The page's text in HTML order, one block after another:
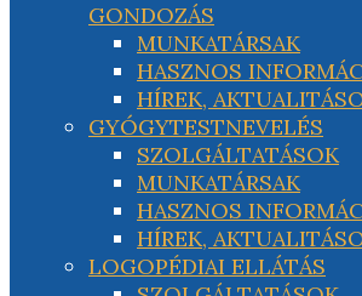
GONDOZÁS
MUNKATÁRSAK
HASZNOS
HÍREK,
GYÓGYTESTNEVELÉS
SZOLGÁLTATÁSOK
MUNKATÁRSAK
HASZNOS
HÍREK,
LOGOPÉDIAI ELLÁTÁS